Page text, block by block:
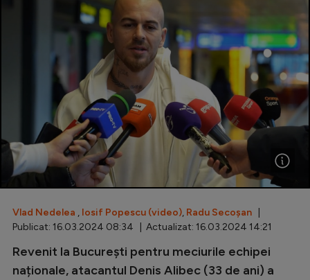
Echipa Națională
U21
Fotbal feminin
Special
Diverse
Inedit
Clasamente
Europa League
Vlad Nedelea , Iosif Popescu (video), Radu Secoșan
Publicat: 16.03.2024 08:34 | Actualizat: 16.03.2024 14:21
Revenit la București pentru meciurile echipei
naționale, atacantul Denis Alibec (33 de ani) a